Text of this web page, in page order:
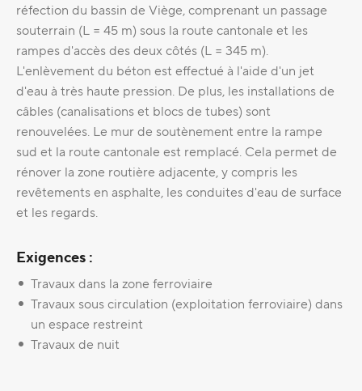
réfection du bassin de Viège, comprenant un passage
souterrain (L = 45 m) sous la route cantonale et les
rampes d'accès des deux côtés (L = 345 m).
L'enlèvement du béton est effectué à l'aide d'un jet
d'eau à très haute pression. De plus, les installations de
câbles (canalisations et blocs de tubes) sont
renouvelées. Le mur de soutènement entre la rampe
sud et la route cantonale est remplacé. Cela permet de
rénover la zone routière adjacente, y compris les
revêtements en asphalte, les conduites d'eau de surface
et les regards.
Exigences :
Travaux dans la zone ferroviaire
Travaux sous circulation (exploitation ferroviaire) dans
un espace restreint
Travaux de nuit